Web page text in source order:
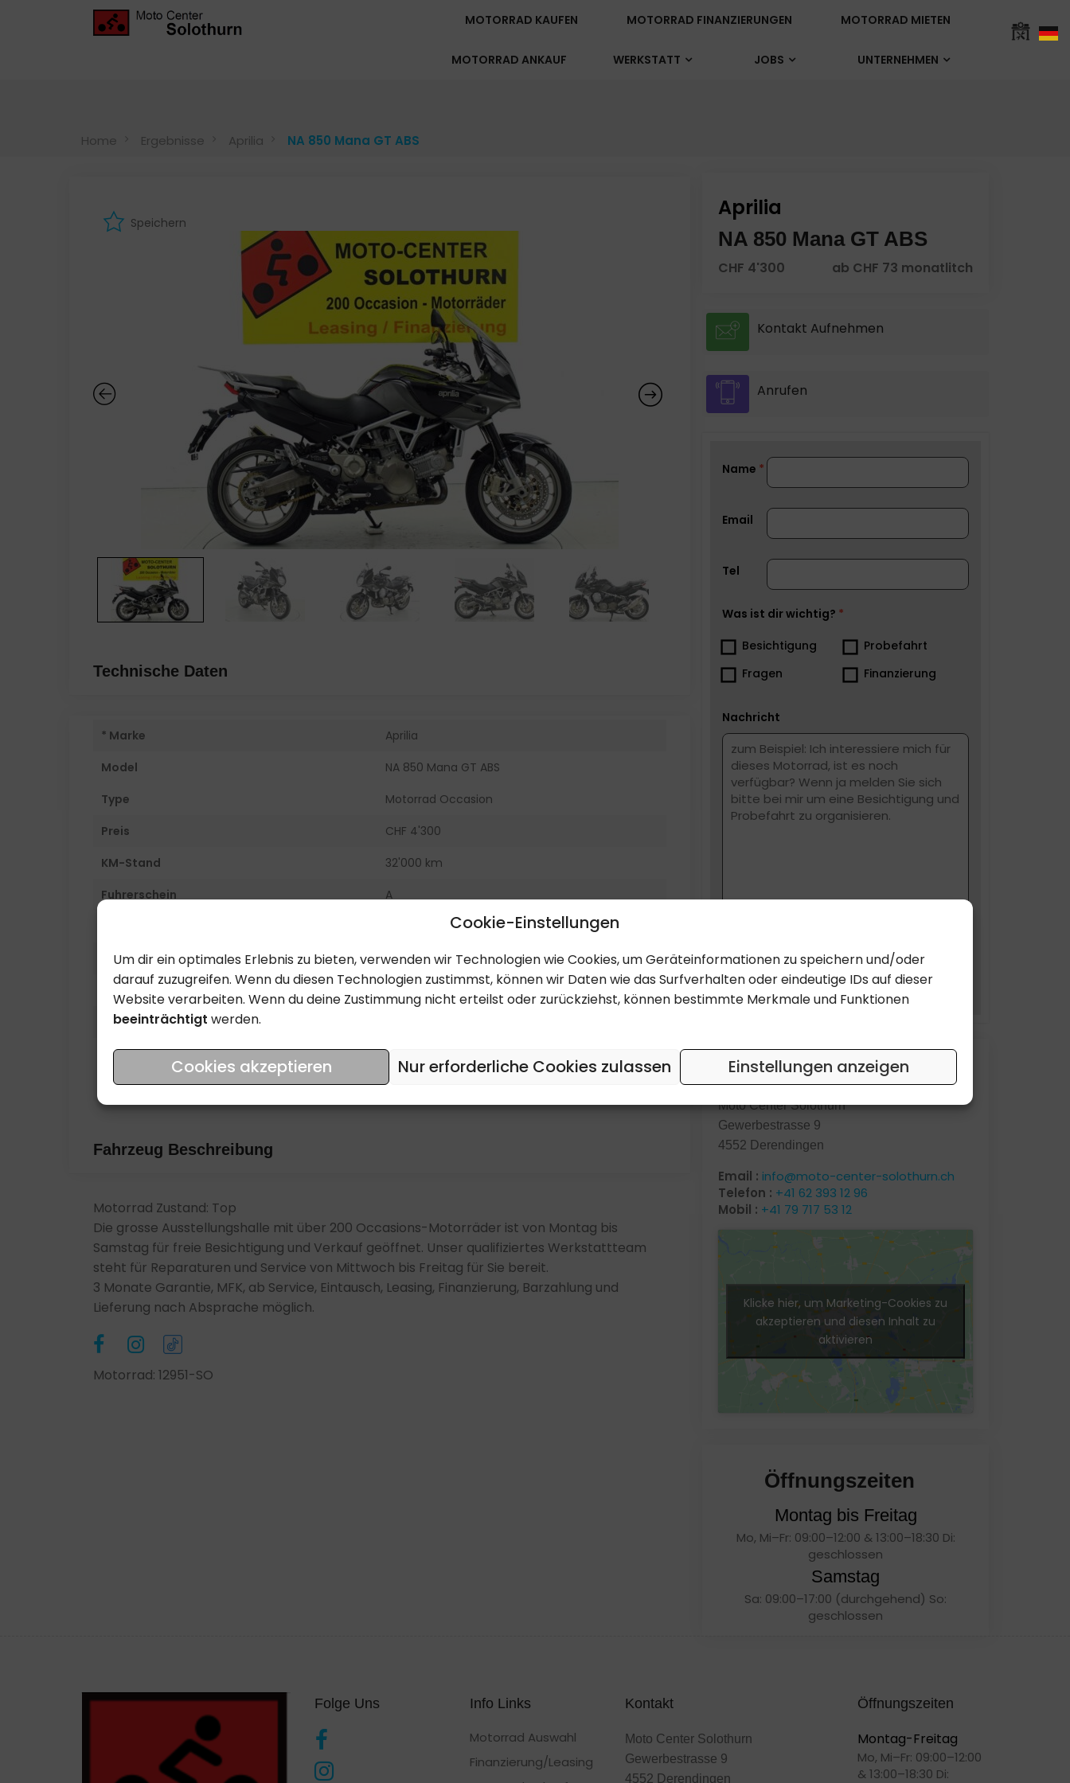
Cookie-Einstellungen
Um dir ein optimales Erlebnis zu bieten, verwenden wir Technologien wie Cookies, um Geräteinformationen zu speichern und/oder
darauf zuzugreifen. Wenn du diesen Technologien zustimmst, können wir Daten wie das Surfverhalten oder eindeutige IDs auf dieser
Website verarbeiten. Wenn du deine Zustimmung nicht erteilst oder zurückziehst, können bestimmte Merkmale und Funktionen
beeinträchtigt werden.
Cookies akzeptieren Nur erforderliche Cookies zulassen Einstellungen anzeigen
MOTORRAD MIETEN
MOTORRAD FINANZIERUNGEN
MOTORRAD KAUFEN
UNTERNEHMEN
JOBS
WERKSTATT
MOTORRAD ANKAUF
Home Ergebnisse Aprilia NA 850 Mana GT ABS
Speichern
Technische Daten
* Marke
Aprilia
Model
NA 850 Mana GT ABS
Type
Motorrad Occasion
Preis
CHF 4'300
KM-Stand
32'000 km
Fuhrerschein
A
Farbe
Schwarz
Hubraum
839 cm3
kW
Dokument Nummer
6XA238
Zustand
Top
Fahrzeug Beschreibung
Motorrad Zustand: Top
Die grosse Ausstellungshalle mit über 200 Occasions-Motorräder ist von Montag bis
Samstag für freie Besichtigung und Verkauf geöffnet. Unser qualifiziertes Werkstattteam
steht für Reparaturen und Service von Mittwoch bis Freitag für Sie bereit.
3 Monate Garantie, MFK, ab Service, Eintausch, Leasing, Finanzierung, Barzahlung und
Lieferung nach Absprache möglich.
Motorrad: 12951-SO
Aprilia
NA 850 Mana GT ABS
CHF 4'300 ab CHF 73 monatlitch
Kontakt Aufnehmen
Anrufen
Name
Email
Tel
Was ist dir wichtig?
Besichtigung
Probefahrt
Fragen
Finanzierung
Nachricht
SUBMIT
Kontakt
Moto Center Solothurn
Gewerbestrasse 9
4552 Derendingen
Email : info@moto-center-solothurn.ch
Telefon : +41 62 393 12 96
Mobil : +41 79 717 53 12
Klicke hier, um Marketing-Cookies zu
akzeptieren und diesen Inhalt zu
aktivieren
Öffnungszeiten
Montag bis Freitag
Mo, Mi–Fr: 09:00–12:00 & 13:00–18:30 Di:
geschlossen
Samstag
Sa: 09:00–17:00 (durchgehend) So:
geschlossen
Folge Uns Info Links
Motorrad Auswahl
Finanzierung/Leasing
Kontakt
Moto Center Solothurn
Gewerbestrasse 9
4552 Derendingen
Öffnungszeiten
Montag-Freitag
Mo, Mi–Fr: 09:00–12:00
& 13:00–18:30 Di: